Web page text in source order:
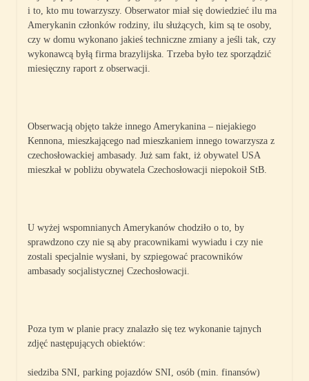
i to, kto mu towarzyszy. Obserwator miał się dowiedzieć ilu ma
Amerykanin członków rodziny, ilu służących, kim są te osoby,
czy w domu wykonano jakieś techniczne zmiany a jeśli tak, czy
wykonawcą byłą firma brazylijska. Trzeba było tez sporządzić
miesięczny raport z obserwacji.
Obserwacją objęto także innego Amerykanina – niejakiego
Kennona, mieszkającego nad mieszkaniem innego towarzysza z
czechosłowackiej ambasady. Już sam fakt, iż obywatel USA
mieszkał w pobliżu obywatela Czechosłowacji niepokoił StB.
U wyżej wspomnianych Amerykanów chodziło o to, by
sprawdzono czy nie są aby pracownikami wywiadu i czy nie
zostali specjalnie wysłani, by szpiegować pracowników
ambasady socjalistycznej Czechosłowacji.
Poza tym w planie pracy znalazło się tez wykonanie tajnych
zdjęć następujących obiektów:
siedziba SNI, parking pojazdów SNI, osób (min. finansów)